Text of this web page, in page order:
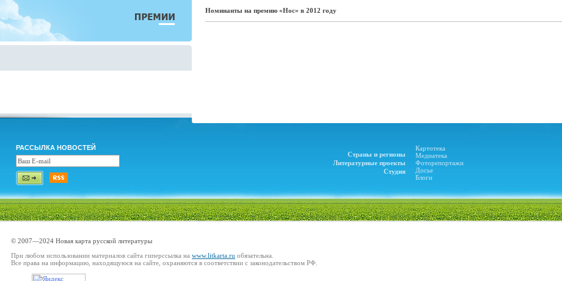
Номинанты на премию «Нос» в 2012 году
РАССЫЛКА НОВОСТЕЙ
Страны и регионы
Литературные проекты
Студия
Картотека
Медиатека
Фоторепортажи
Досье
Блоги
© 2007—2024 Новая карта русской литературы
При любом использовании материалов сайта гиперссылка на www.litkarta.ru обязательна.
Все права на информацию, находящуюся на сайте, охраняются в соответствии с законодательством РФ.